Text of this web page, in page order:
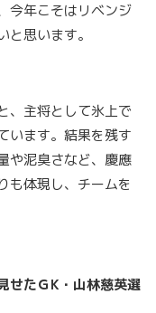
今年こそはリベンジ
思います。
、主将として氷上で
います。結果を残す
や泥臭さなど、慶應
も体現し、チームを
せたＧK・山林慈英選